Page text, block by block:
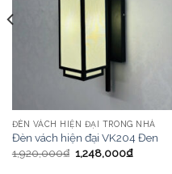
ĐÈN VÁCH HIỆN ĐẠI TRONG NHÀ
Đèn vách hiện đại VK204 Đen
1,920,000₫ 1,248,000₫